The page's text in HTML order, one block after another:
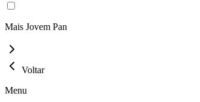
Mais Jovem Pan
Voltar
Menu